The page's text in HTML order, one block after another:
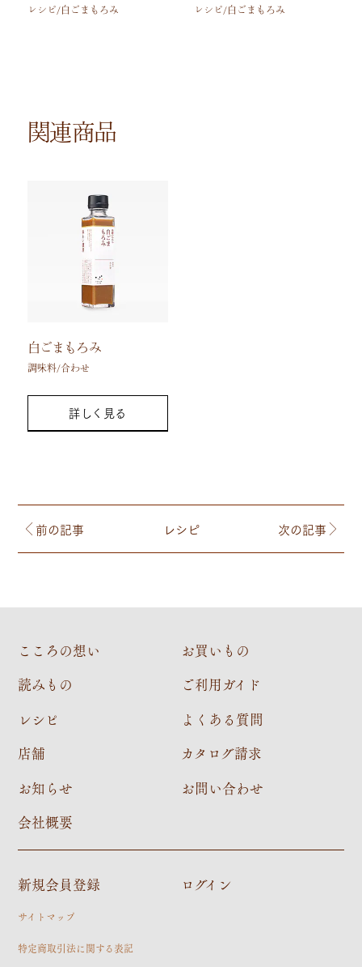
レシピ/白ごまもろみ レシピ/白ごまもろみ
関連商品
白ごまもろみ
調味料/合わせ
詳しく見る
前の記事 レシピ 次の記事
こころの想い
読みもの
レシピ
店舗
お知らせ
会社概要
お買いもの
ご利用ガイド
よくある質問
カタログ請求
お問い合わせ
新規会員登録 ログイン
サイトマップ
特定商取引法に関する表記